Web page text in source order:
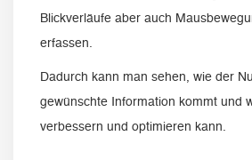
Blickverläufe aber auch
erfassen.
Dadurch kann man sehen, wie der
gewünschte Information kommt und
verbessern und optimieren kann.